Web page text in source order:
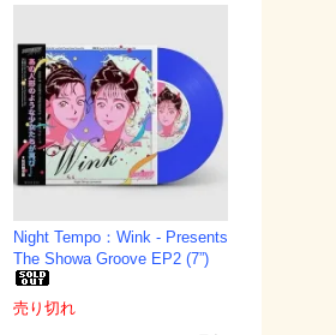
Night Tempo：Wink - Presents
The Showa Groove EP2 (7”)
売り切れ